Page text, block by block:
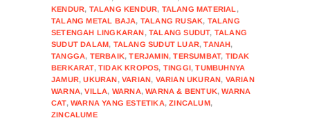
KENDUR, TALANG KENDUR, TALANG MATERIAL ,
TALANG METAL BAJA, TALANG RUSAK, TALANG
SETENGAH LINGKARAN,TALANG SUDUT, TALANG
SUDUT DALAM, TALANG SUDUT LUAR,TANAH,
TANGGA, TERBAIK,TERJAMIN,TERSUMBAT, TIDAK
BERKARAT,TIDAK KROPOS, TINGGI,TUMBUHNYA
JAMUR,UKURAN,VARIAN, VARIAN UKURAN, VARIAN
WARNA,VILLA, WARNA,WARNA & BENTUK,WARNA
CAT,WARNA YANG ESTETIKA,ZINCALUM,
ZINCALUME